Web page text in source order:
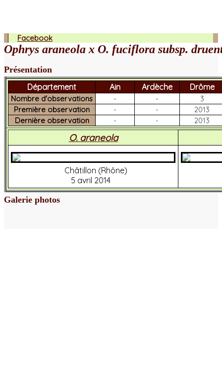
Facebook
Ophrys araneola x O. fuciflora subsp.
Présentation
Département
Ain Ardèche Drôme
Nombre d'observations - -
3
Première observation
- -
2013
Dernière observation
- - 2013
O. araneola
Châtillon (Rhône)
5 avril 2014
Galerie photos